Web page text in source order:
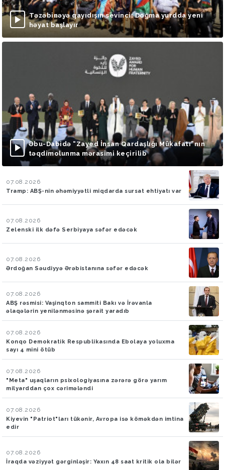
Təzəbinəyə qayıdışın sevinci: Doğma yurdda yeni
həyat başlayır
Əbu-Dabidə “Zayed İnsan Qardaşlığı Mükafatı”nın
təqdimolunma mərasimi keçirilib
07.08.2026
Tramp: ABŞ-nin əhəmiyyətli miqdarda sursat ehtiyatı var
07.08.2026
Zelenski ilk dəfə Serbiyaya səfər edəcək
07.08.2026
Ərdoğan Səudiyyə Ərəbistanına səfər edəcək
07.08.2026
ABŞ rəsmisi: Vaşinqton sammiti Bakı və İrəvanla
əlaqələrin yenilənməsinə şərait yaradıb
07.08.2026
Konqo Demokratik Respublikasında Ebolaya yoluxma
sayı 4 mini ötüb
07.08.2026
"Meta" uşaqların psixologiyasına zərərə görə yarım
milyarddan çox cərimələndi
07.08.2026
Kiyevin "Patriot"ları tükənir, Avropa isə köməkdən imtina
edir
07.08.2026
İraqda vəziyyət gərginləşir: Yaxın 48 saat kritik ola bilər